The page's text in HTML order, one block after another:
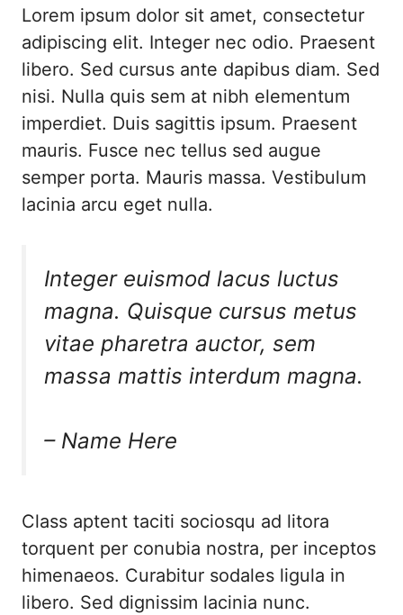
Lorem ipsum dolor sit amet, consectetur
adipiscing elit. Integer nec odio. Praesent
libero. Sed cursus ante dapibus diam. Sed
nisi. Nulla quis sem at nibh elementum
imperdiet. Duis sagittis ipsum. Praesent
mauris. Fusce nec tellus sed augue
semper porta. Mauris massa. Vestibulum
lacinia arcu eget nulla.
Integer euismod lacus luctus
magna. Quisque cursus metus
vitae pharetra auctor, sem
massa mattis interdum magna.
– Name Here
Class aptent taciti sociosqu ad litora
torquent per conubia nostra, per inceptos
himenaeos. Curabitur sodales ligula in
libero. Sed dignissim lacinia nunc.